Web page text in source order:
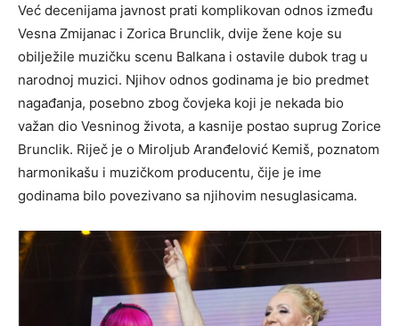
Već decenijama javnost prati komplikovan odnos između
Vesna Zmijanac i Zorica Brunclik, dvije žene koje su
obilježile muzičku scenu Balkana i ostavile dubok trag u
narodnoj muzici. Njihov odnos godinama je bio predmet
nagađanja, posebno zbog čovjeka koji je nekada bio
važan dio Vesninog života, a kasnije postao suprug Zorice
Brunclik. Riječ je o Miroljub Aranđelović Kemiš, poznatom
harmonikašu i muzičkom producentu, čije je ime
godinama bilo povezivano sa njihovim nesuglasicama.